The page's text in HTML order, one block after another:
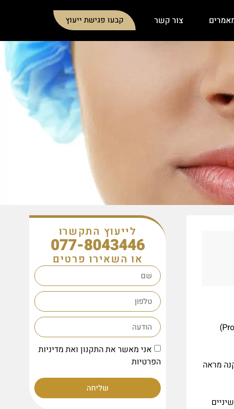
צור קשר קבעו פגישת ייעוץ
הסנטר הינו מרכיב חשוב במבנה הפנים. סנטר נסוג (Retrognathia) נותן לפנים מראה צפרדע. לעומת זאת, סנטר קדמי (Prognathia)
מראה
לייעוץ התקשרו
077-8043446
או השאירו פרטים
אני מאשר את התקנון ואת מדיניות
הפרטיות
שליחה